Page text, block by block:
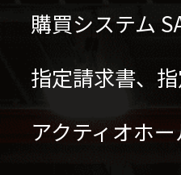
購買システム
指定請求書、
アクティオホ